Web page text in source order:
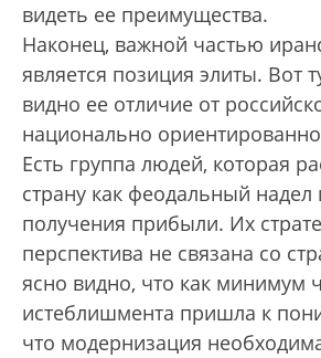
видеть ее преимущества.
Наконец, важной частью
является позиция элиты. Вот
видно ее отличие от
национально
Есть группа людей, которая
страну как феодальный надел
получения прибыли. Их
перспектива не связана со
ясно видно, что как минимум
истеблишмента пришла к
что модернизация